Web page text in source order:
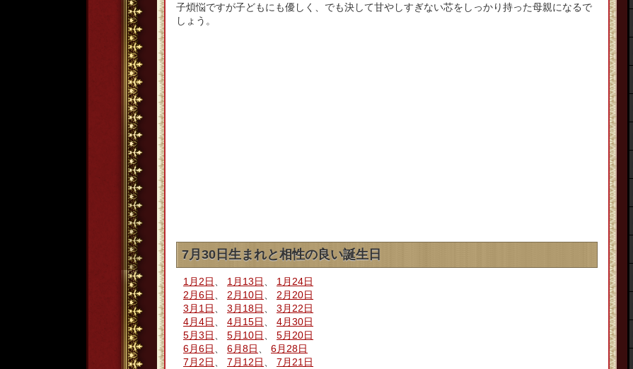
子煩悩ですが子どもにも優しく、でも決して甘やしすぎない芯をしっかり持った母親になるで
しょう。
7月30日生まれと相性の良い誕生日
1月2日 1月13日
1月24日
2月6日
2月10日
2月20日
3月1日
3月18日
3月22日
4月4日
4月15日
4月30日
5月3日
5月10日
5月20日
6月6日
6月8日
6月28日
7月2日
7月12日
7月21日